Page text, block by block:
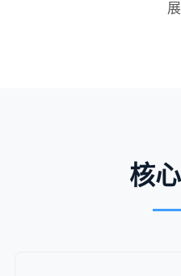
展
核